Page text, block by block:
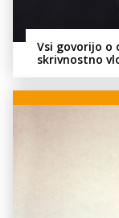
Vsi govorijo o
skrivnostno